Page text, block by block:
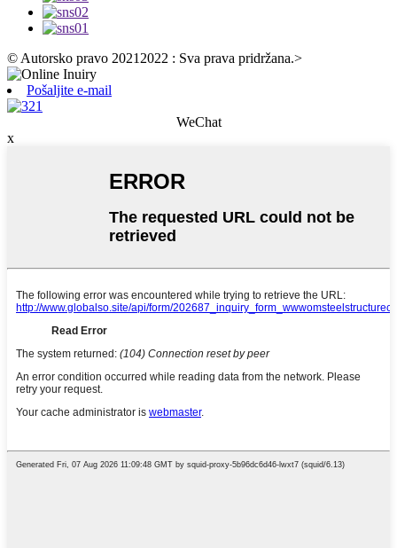
© Autorsko pravo 20212022 : Sva prava pridržana.>
Pošaljite e-mail
WeChat
x